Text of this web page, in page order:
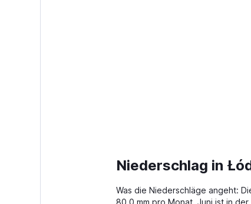
Niederschlag in
Was die Niederschläge angeht:
80.0 mm pro Monat. Juni ist in